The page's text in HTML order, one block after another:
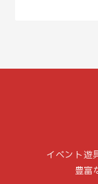
イベント遊
豊富